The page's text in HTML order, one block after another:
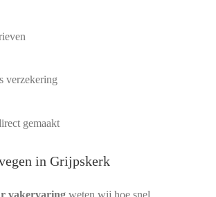
verzekering
gemaakt
in Grijpskerk
vakervaringweten wij hoe snel